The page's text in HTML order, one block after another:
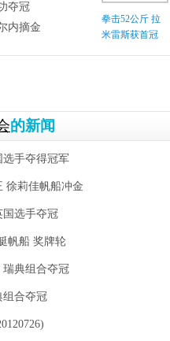
夺冠
内摘金
拳击52公斤 拉
米雷斯获首冠
的新闻
手夺得冠军
徐莉佳帆船冲金
国选手夺冠
帆船 奖牌轮
典组合夺冠
组合夺冠